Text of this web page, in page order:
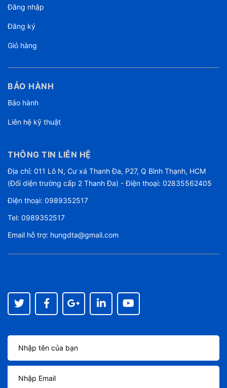
Đăng nhập
Đăng ký
Giỏ hàng
BẢO HÀNH
Bảo hành
Liên hệ kỹ thuật
THÔNG TIN LIÊN HỆ
Địa chỉ: 011 Lô N, Cư xá Thanh Đa, P27, Q Bình Thạnh, HCM
(Đối diện trường cấp 2 Thanh Đa) - Điện thoại: 02835562405
Điện thoại: 0989352517
Tel: 0989352517
Email hỗ trợ: hungdta@gmail.com